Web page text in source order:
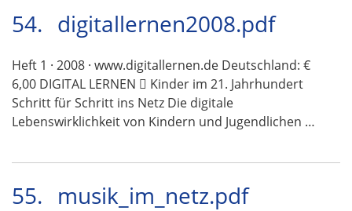
54. digitallernen2008.pdf
Heft 1 · 2008 · www.digitallernen.de Deutschland: €
6,00 DIGITAL LERNEN  Kinder im 21. Jahrhundert
Schritt für Schritt ins Netz Die digitale
Lebenswirklichkeit von Kindern und Jugendlichen …
55. musik_im_netz.pdf